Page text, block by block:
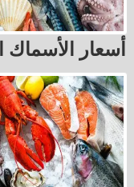
أسعار الأسماك